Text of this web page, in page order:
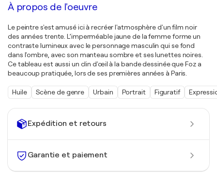
Expédition et retours
Garantie et paiement
À propos de l'oeuvre
Le peintre s'est amusé ici à recréer l'atmosphère d'un film noir
des années trente. L’imperméable jaune de la femme forme un
contraste lumineux avec le personnage masculin qui se fond
dans l'ombre, avec son manteau sombre et ses lunettes noires.
Ce tableau est aussi un clin d'œil à la bande dessinée que Foz a
beaucoup pratiquée, lors de ses premières années à Paris.
Huile Scène de genre Urbain Portrait Figuratif